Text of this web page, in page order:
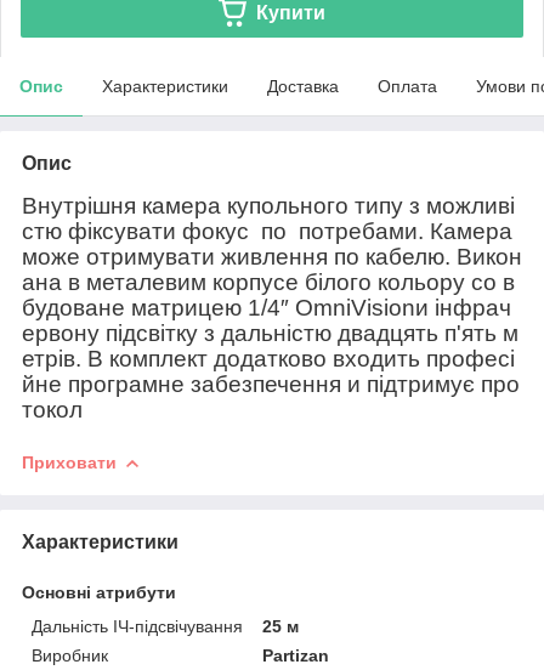
Купити
Опис Характеристики Доставка Оплата Умови
Опис
Внутрішня камера купольного типу з можливі
стю фіксувати фокус по потребами. Камера
може отримувати живлення по кабелю. Викон
ана в металевим корпусе білого кольору со в
будоване матрицею 1/4″ OmniVisionи інфрач
ервону підсвітку з дальністю двадцять п'ять м
етрів. В комплект додатково входить професі
йне програмне забезпечення и підтримує про
токол
Приховати
Характеристики
Основні атрибути
Дальність ІЧ-підсвічування
25 м
Виробник
Partizan